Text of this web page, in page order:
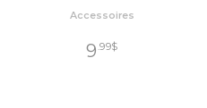
Accessoires
9 .99$